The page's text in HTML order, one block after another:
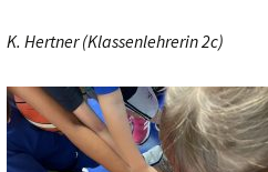
K. Hertner (Klassenlehrerin 2c)